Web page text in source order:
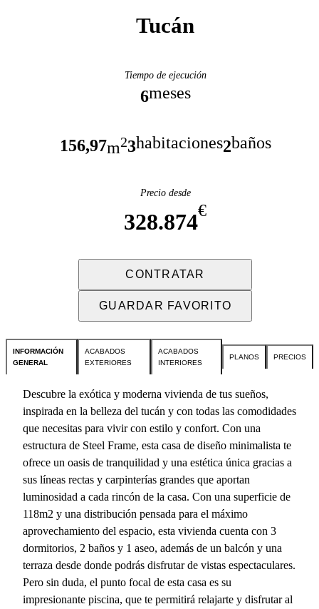
Tucán
Tiempo de ejecución
6meses
156,97m23habitaciones2baños
Precio desde
328.874€
CONTRATAR
GUARDAR FAVORITO
INFORMACIÓN
GENERAL
ACABADOS
EXTERIORES
ACABADOS
INTERIORES
PLANOS PRECIOS
Descubre la exótica y moderna vivienda de tus sueños,
inspirada en la belleza del tucán y con todas las comodidades
que necesitas para vivir con estilo y confort. Con una
estructura de Steel Frame, esta casa de diseño minimalista te
ofrece un oasis de tranquilidad y una estética única gracias a
sus líneas rectas y carpinterías grandes que aportan
luminosidad a cada rincón de la casa. Con una superficie de
118m2 y una distribución pensada para el máximo
aprovechamiento del espacio, esta vivienda cuenta con 3
dormitorios, 2 baños y 1 aseo, además de un balcón y una
terraza desde donde podrás disfrutar de vistas espectaculares.
Pero sin duda, el punto focal de esta casa es su
impresionante piscina, que te permitirá relajarte y disfrutar al